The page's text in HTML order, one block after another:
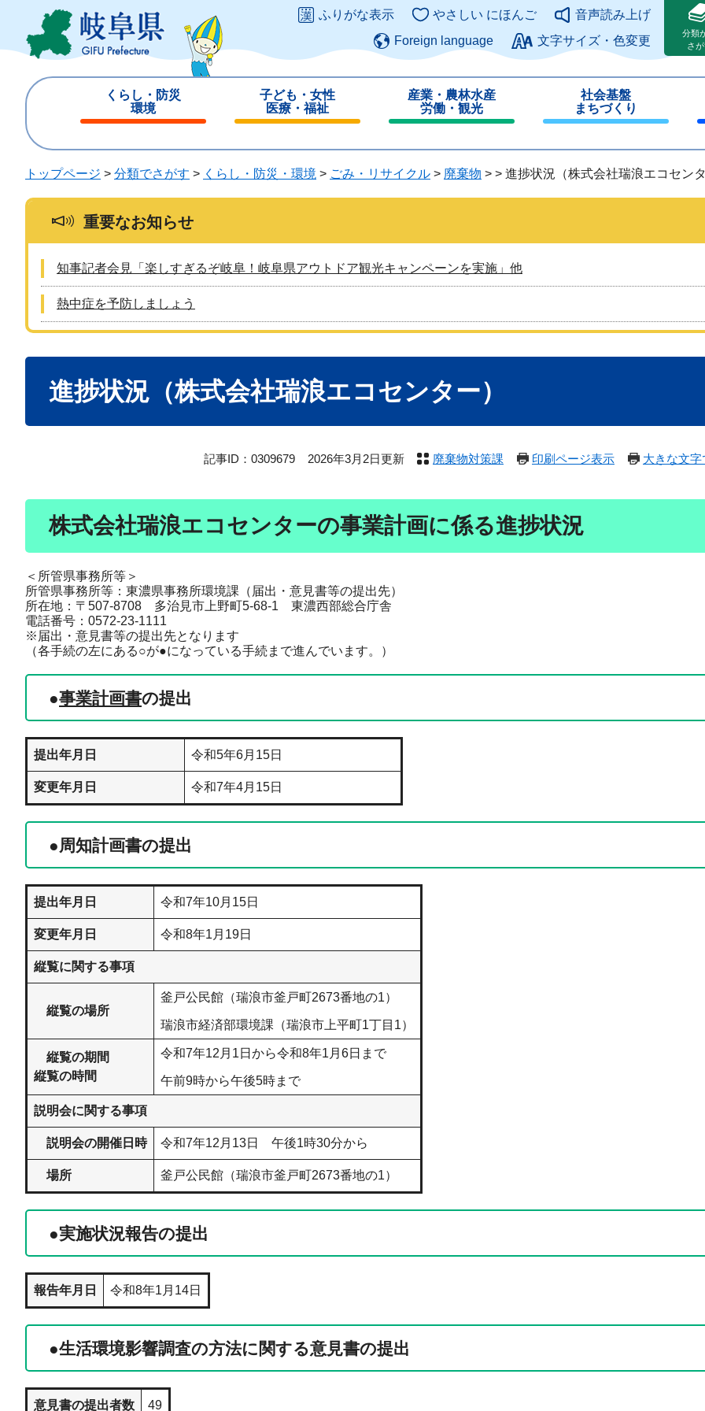
ジ
ュ
このページの本文へ
ふりがな表示 やさしい にほんご
音声読み上げ
Foreign language
文字サイズ・色変更
分類
さ
くらし・防災
環境
じ
子ども・女性
医療・福祉
じ
産業・農林水産
労働・観光
じ
る
社会基盤
まちづくり
じ
る
る
トップページ > 分類でさがす > くらし・防災・環境 > ごみ・リサイクル > 廃棄物 > > 進捗状況（株式会社瑞浪エコセンタ
重要なお知らせ
知事記者会見「楽しすぎるぞ岐阜！岐阜県アウトドア観光キャンペーンを実施」他
熱中症を予防しましょう
進捗状況（株式会社瑞浪エコセンター）
記事ID：0309679 2026年3月2日更新 廃棄物対策課 印刷ページ表示 大きな文
株式会社瑞浪エコセンターの事業計画に係る進捗状況
＜所管県事務所等＞
所管県事務所等：東濃県事務所環境課（届出・意見書等の提出先）
所在地：〒507-8708 多治見市上野町5-68-1 東濃西部総合庁舎
電話番号：0572-23-1111
※届出・意見書等の提出先となります
（各手続の左にある○が●になっている手続まで進んでいます。）
●事業計画書の提出
提出年月日 令和5年6月15日
変更年月日 令和7年4月15日
●周知計画書の提出
提出年月日 令和7年10月15日
変更年月日 令和8年1月19日
縦覧に関する事項
縦覧の場所
釜戸公民館（瑞浪市釜戸町2673番地の1）
瑞浪市経済部環境課（瑞浪市上平町1丁目1）
縦覧の期間
縦覧の時間
令和7年12月1日から令和8年1月6日まで
午前9時から午後5時まで
説明会に関する事項
説明会の開催日時 令和7年12月13日 午後1時30分から
場所 釜戸公民館（瑞浪市釜戸町2673番地の1）
●実施状況報告の提出
報告年月日 令和8年1月14日
●生活環境影響調査の方法に関する意見書の提出
意見書の提出者数 49